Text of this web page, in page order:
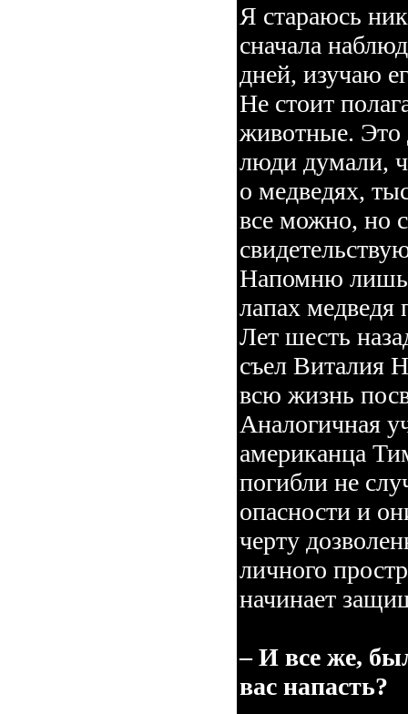
Я стараюсь
сначала
дней, изучаю
Не стоит
животные. Это
люди думали,
о медведях,
все можно, но
Напомню лишь
лапах
Лет шесть
съел Виталия
всю жизнь
Аналогичная
американца
погибли не
опасности и
черту
личного
начинает
– И все же,
вас напасть?